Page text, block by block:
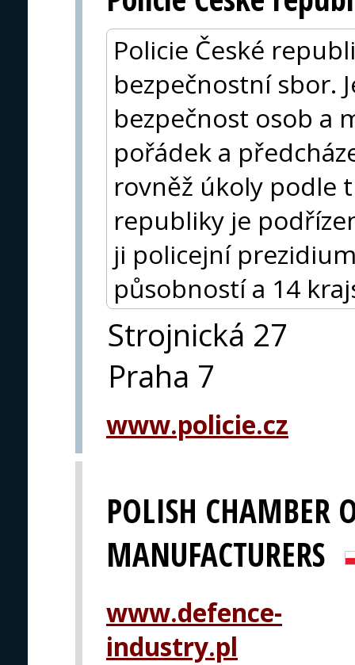
Policie České
bezpečnostní sbor.
bezpečnost osob a
pořádek a
rovněž úkoly podle
republiky je
ji policejní
působností a 14
Strojnická 27
Praha 7
www.policie.cz
POLISH CHAMBER
MANUFACTURERS
www.defence-
industry.pl